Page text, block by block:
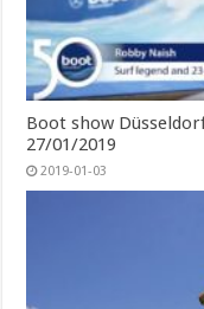
Boot show
27/01/2019
2019-01-03